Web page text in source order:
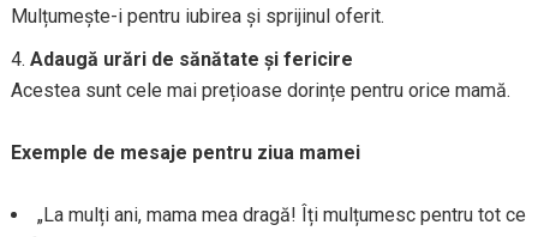
Mulțumește-i pentru iubirea și sprijinul oferit.
Adaugă urări de sănătate și fericire
Acestea sunt cele mai prețioase dorințe pentru orice mamă.
Exemple de mesaje pentru ziua mamei
„La mulți ani, mama mea dragă! Îți mulțumesc pentru tot ce